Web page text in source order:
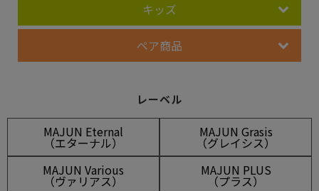
キッズ
ペア商品
レーベル
MAJUN Eternal
（エターナル）
MAJUN Grasis
（グレイシス）
MAJUN Various
（ヴァリアス）
MAJUN PLUS
（プラス）